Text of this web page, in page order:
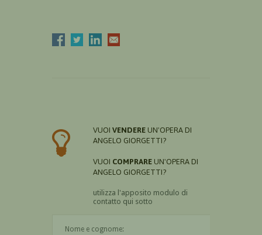
VUOI VENDERE UN'OPERA DI
ANGELO GIORGETTI?
VUOI COMPRARE UN'OPERA DI
ANGELO GIORGETTI?
utilizza l'apposito modulo di
contatto qui sotto